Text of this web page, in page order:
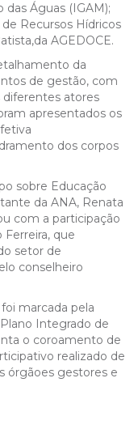
Águas (IGAM);
Recursos Hídricos
AGEDOCE.
da
de gestão, com
diferentes atores
apresentados os
dos corpos
sobre Educação
da ANA, Renata
com a participação
que
setor de
conselheiro
marcada pela
Integrado de
o coroamento de
realizado de
órgãoes gestores e